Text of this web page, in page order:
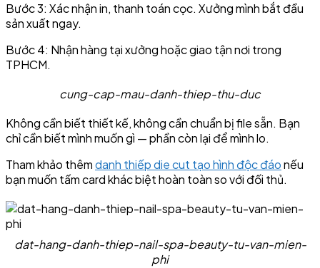
Bước 3: Xác nhận in, thanh toán cọc. Xưởng mình bắt đầu
sản xuất ngay.
Bước 4: Nhận hàng tại xưởng hoặc giao tận nơi trong
TPHCM.
cung-cap-mau-danh-thiep-thu-duc
Không cần biết thiết kế, không cần chuẩn bị file sẵn. Bạn
chỉ cần biết mình muốn gì — phần còn lại để mình lo.
Tham khảo thêmdanh thiếp die cut tạo hình độc đáonếu
bạn muốn tấm card khác biệt hoàn toàn so với đối thủ.
dat-hang-danh-thiep-nail-spa-beauty-tu-van-mien-
phi